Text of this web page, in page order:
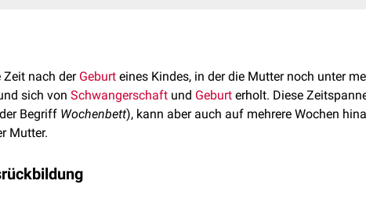
nach der Geburt eines Kindes, in der die Mutter noch unter
sich von Schwangerschaft und Geburt erholt. Diese
Begriff Wochenbett), kann aber auch auf mehrere Wochen
Mutter.